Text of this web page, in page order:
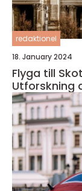
redaktionel
18. January 2024
Flyga till
Utforskning